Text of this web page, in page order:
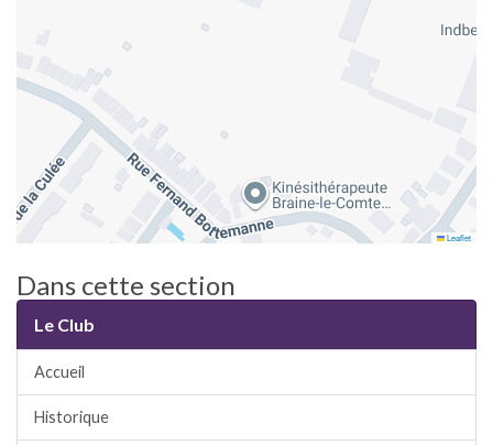
Leaflet
Dans cette section
Le Club
Accueil
Historique